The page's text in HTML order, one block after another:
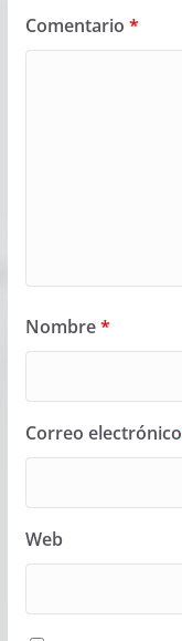
Comentario *
Nombre*
Correo electrónico
Web